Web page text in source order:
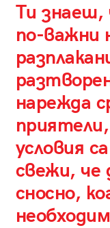
Ти знаеш,
по-важни
нарежда
условия
свежи, че
сносно,